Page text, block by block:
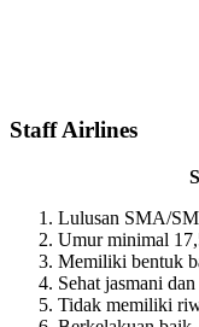
Staff Airlines
Lulusan SMA/
Umur minimal
Memiliki bentuk
Sehat jasmani
Tidak memiliki